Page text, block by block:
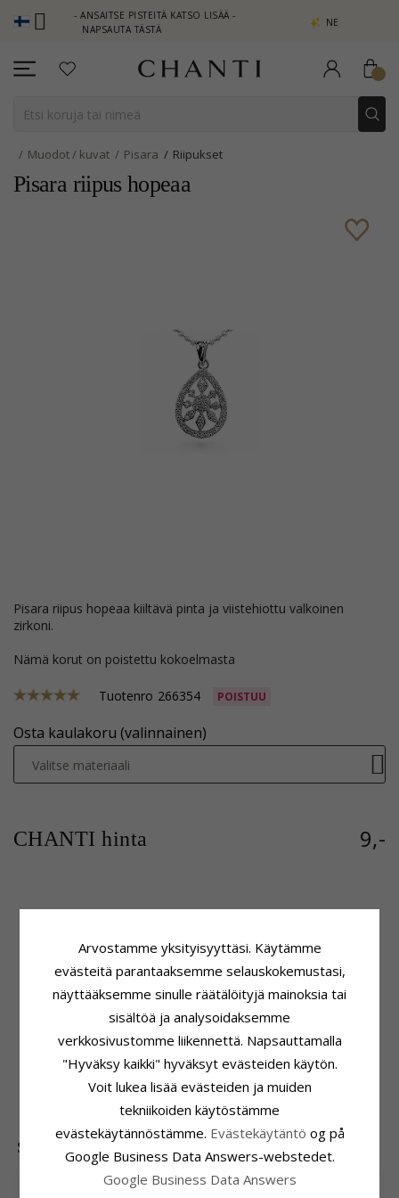
- ANSAITSE PISTEITÄ KATSO LISÄÄ -
NAPSAUTA TÄSTÄ
NEW COLLECTION |
Muodot / kuvat Pisara Riipukset
Pisara riipus hopeaa
pisara riipus hopeaa kiiltävä pinta ja viistehiottu valkoinen
zirkoni.
Nämä korut on poistettu kokoelmasta
Tuotenro 266354 POISTUU
Osta kaulakoru (valinnainen)
Valitse materiaali
CHANTI hinta 9,-
Riipus
Jalometalli: Hopeaa
Pinta: Kiiltävä
Väri: Valkoinen
Kivi: Zirkoni
Kiinnitys
Korkeus Ilman Riipuspidikettä:
17,6 mm
11,8 mm
Toimitusaika
SUOSITUIMMAT TUOTTEET LUOKASSA
Arvostamme yksityisyyttäsi. Käytämme
evästeitä parantaaksemme selauskokemustasi,
näyttääksemme sinulle räätälöityjä mainoksia tai
sisältöä ja analysoidaksemme
verkkosivustomme liikennettä. Napsauttamalla
"Hyväksy kaikki" hyväksyt evästeiden käytön.
Voit lukea lisää evästeiden ja muiden
tekniikoiden käytöstämme
evästekäytännöstämme. Evästekäytäntö og på
Google Business Data Answers-webstedet.
Google Business Data Answers